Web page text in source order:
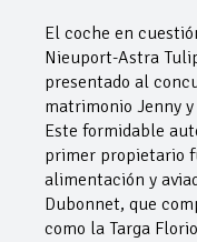
El coche en
Nieuport-Astra
presentado al
matrimonio Jenny
Este formidable
primer propietario
alimentación y
Dubonnet, que
como la Targa